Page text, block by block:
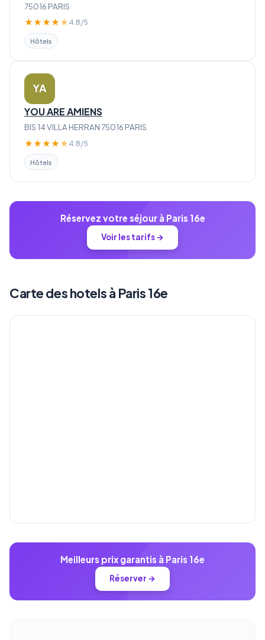
75016 PARIS
★★★★★ 4.8/5
Hôtels
YA
YOU ARE AMIENS
BIS 14 VILLA HERRAN 75016 PARIS
★★★★★ 4.8/5
Hôtels
Réservez votre séjour à Paris 16e
Voir les tarifs →
Carte des hotels à Paris 16e
Meilleurs prix garantis à Paris 16e
Réserver →